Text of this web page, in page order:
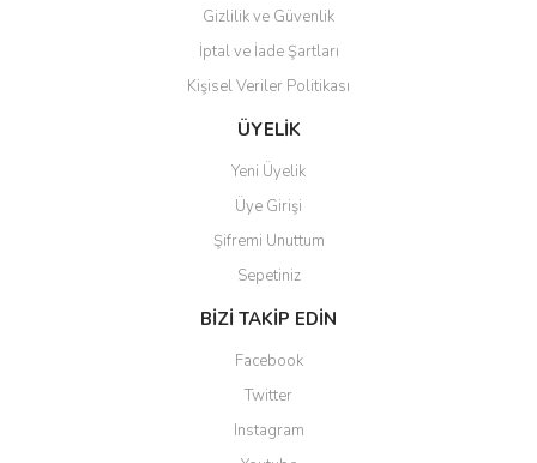
Gizlilik ve Güvenlik
İptal ve İade Şartları
Kişisel Veriler Politikası
ÜYELİK
Yeni Üyelik
Üye Girişi
Şifremi Unuttum
Sepetiniz
BİZİ TAKİP EDİN
Facebook
Twitter
Instagram